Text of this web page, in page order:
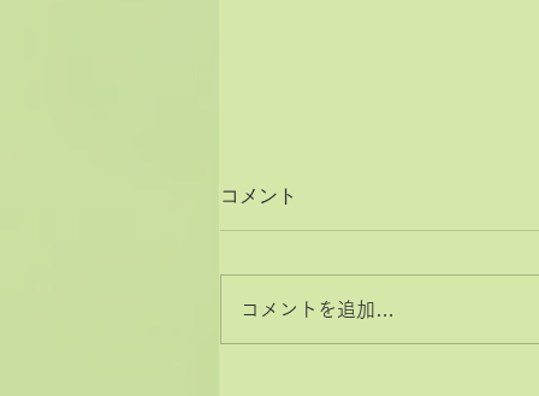
コメント
コメントを追加…